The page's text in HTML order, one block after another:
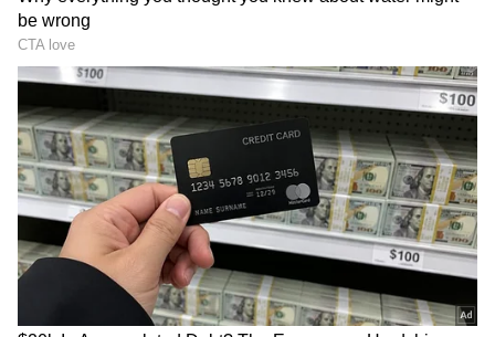
2
7
Image Credit : Getty
மைக்ரோ-வொர்க்அவுட்டின் நன்மைகள்:
இரத்த சர்க்கரை அளவு குறையும்: சாப்பிட்ட